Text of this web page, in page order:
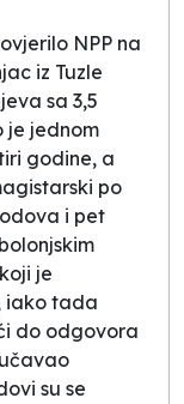
NPP na
iz Tuzle
sa 3,5
je jednom
godine, a
po
i pet
je
iako tada
do odgovora
su se